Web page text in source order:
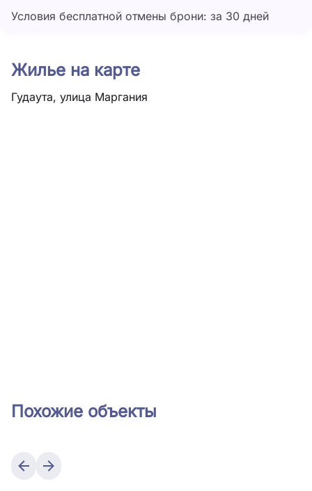
Условия бесплатной отмены брони: за 30 дней
Жилье на карте
Гудаута, улица Маргания
Похожие объекты